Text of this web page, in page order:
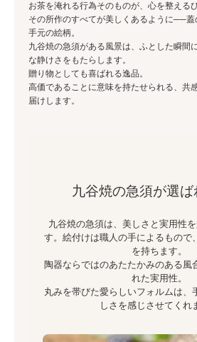
お茶を淹れる行為そのものが、心を整える
その所作のすべてが美しくあるように──蓋
手元の絵柄。
九谷焼の急須がある風景は、ふとした瞬間
な静けさをもたらします。
贈り物としても喜ばれる逸品。
高価であることに意味を持たせられる、共
届けします。
九谷焼の急須が選ば
九谷焼の急須は、美しさと実用性
す。絵付けは職人の手によるもので
を持ちます。
陶器ならではのあたたかみのある風
れた実用性。
丸みを帯びた愛らしいフォルムは、
しさを感じさせてくれ